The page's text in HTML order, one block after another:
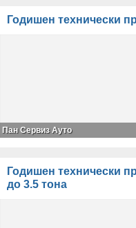
Годишен технически
Пан Сервиз Ауто
Годишен технически
до 3.5 тона